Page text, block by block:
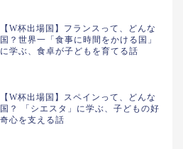
【W杯出場国】フランスって、どんな
国？世界一「食事に時間をかける国」
に学ぶ、食卓が子どもを育てる話
【W杯出場国】スペインって、どんな
国？ 「シエスタ」に学ぶ、子どもの好
奇心を支える話